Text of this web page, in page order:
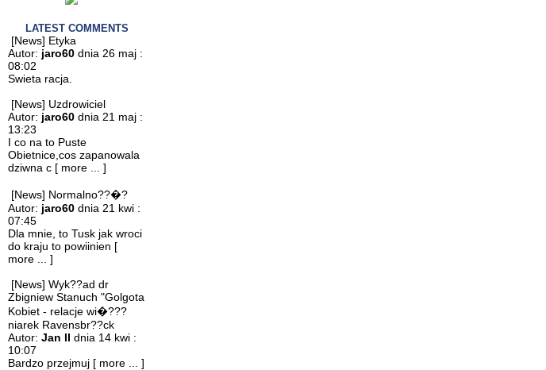
LATEST COMMENTS
[News] Etyka
Autor: jaro60 dnia 26 maj :
08:02
Swieta racja.
[News] Uzdrowiciel
Autor: jaro60 dnia 21 maj :
13:23
I co na to Puste
Obietnice,cos zapanowala
dziwna c [ more ... ]
[News] Normalno??�?
Autor: jaro60 dnia 21 kwi :
07:45
Dla mnie, to Tusk jak wroci
do kraju to powiinien [
more ... ]
[News] Wyk??ad dr
Zbigniew Stanuch "Golgota
Kobiet - relacje wi�???
niarek Ravensbr??ck
Autor: Jan II dnia 14 kwi :
10:07
Bardzo przejmuj [ more ... ]